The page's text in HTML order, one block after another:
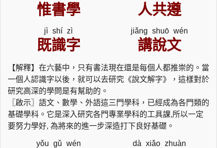
惟書學 人共遵
jì shí zì jiǎng shuō wén
既識字 講說文
【解釋】在六藝中，只有書法現在還是每個人都推崇的。當
一個人認識字以後，就可以去研究《說文解字》，這樣對於
研究高深的學問是有幫助的。
〖啟示〗語文、數學、外語這三門學科，已經成為各門類的
基礎學科。它是深入研究各門專業學科的工具課,所以一定
要努力學好, 為將來的進一步深造打下良好基礎。
yǒu gǔ wén dà xiǎo zhuàn